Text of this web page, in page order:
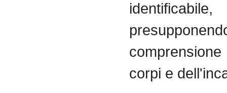
identificabile,
corpi e